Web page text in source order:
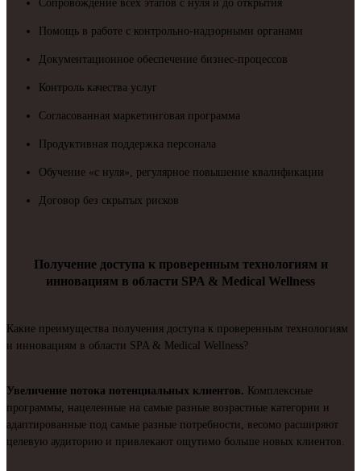
Сопровождение всех этапов с нуля и до открытия
Помощь в работе с контрольно-надзорными органами
Документационное обеспечение бизнес-процессов
Контроль качества услуг
Согласованная маркетинговая программа
Продуктивная поддержка персонала
Обучение «с нуля», регулярное повышение квалификации
Договор без скрытых рисков
Получение доступа к проверенным технологиям и
инновациям в области SPA & Medical Wellness
Какие преимущества получения доступа к проверенным технологиям
и инновациям в области SPA & Medical Wellness?
Увеличение потока потенциальных клиентов. Комплексные
программы, нацеленные на самые разные возрастные категории и
адаптированные под самые разные потребности, весомо расширяют
целевую аудиторию и привлекают ощутимо больше новых клиентов.